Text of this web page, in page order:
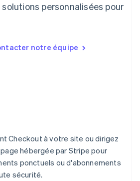
personnalisées pour
notre équipe
Checkout à votre site ou dirigez
hébergée par Stripe pour
ponctuels ou d'abonnements
sécurité.